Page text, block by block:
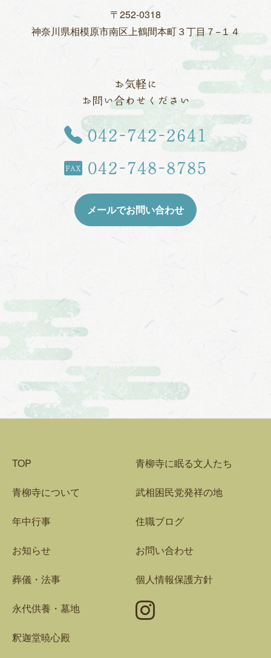
〒252-0318
神奈川県相模原市南区上鶴間本町３丁目７−１４
お気軽に
お問い合わせください
TEL
042-742-2641
FAX 042-748-8785
メールでお問い合わせ
TOP
青柳寺について
年中行事
お知らせ
葬儀・法事
永代供養・墓地
釈迦堂暁心殿
青柳寺に眠る文人たち
武相困民党発祥の地
住職ブログ
お問い合わせ
個人情報保護方針
Instagram